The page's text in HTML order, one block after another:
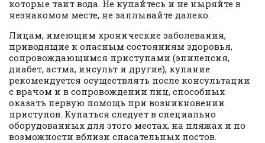
которые таит вода. Не купайтесь и не ныряйте в
незнакомом месте, не заплывайте далеко.
Лицам, имеющим хронические заболевания,
приводящие к опасным состояниям здоровья,
сопровождающимся приступами (эпилепсия,
диабет, астма, инсульт и другие), купание
рекомендуется осуществлять после консультации
с врачом и в сопровождении лиц, способных
оказать первую помощь при возникновении
приступов. Купаться следует в специально
оборудованных для этого местах, на пляжах и по
возможности вблизи спасательных постов.